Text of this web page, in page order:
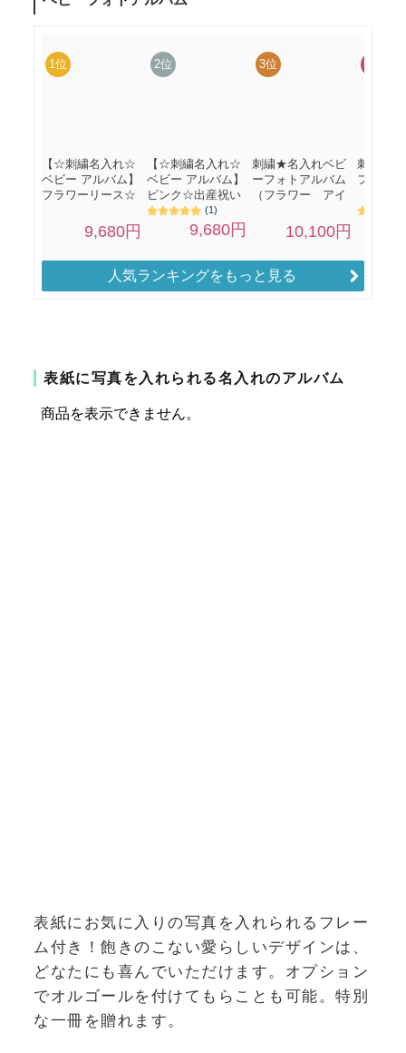
人気ランキングをもっと見る
表紙に写真を入れられる名入れのアルバム
表紙にお気に入りの写真を入れられるフレー
ム付き！飽きのこない愛らしいデザインは、
どなたにも喜んでいただけます。オプション
でオルゴールを付けてもらことも可能。特別
な一冊を贈れます。